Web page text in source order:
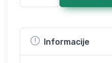
Informacije